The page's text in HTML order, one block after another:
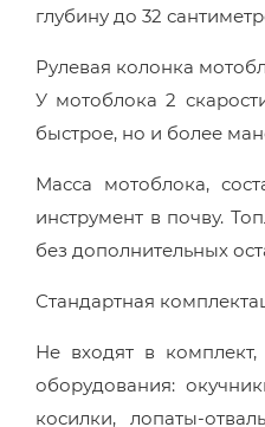
глубину до 32
Рулевая колонка
У мотоблока 2
быстрое, но и более
Масса мотоблока,
инструмент в почву.
без дополнительных
Стандартная
Не входят в
оборудования:
косилки, лопаты-